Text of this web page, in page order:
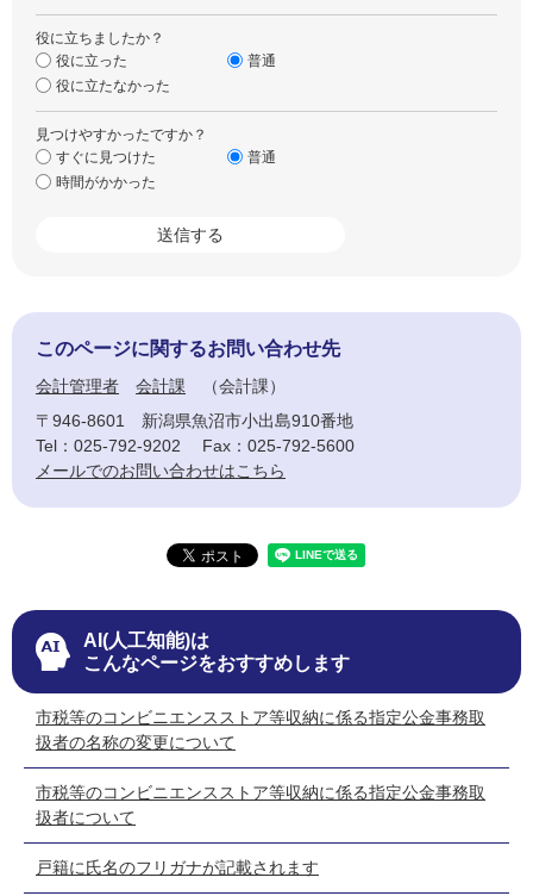
役に立ちましたか？
役に立った
普通
役に立たなかった
見つけやすかったですか？
すぐに見つけた
普通
時間がかかった
このページに関するお問い合わせ先
会計管理者 会計課
会計課
〒946-8601
新潟県魚沼市小出島910番地
Tel：025-792-9202
Fax：025-792-5600
メールでのお問い合わせはこちら
AI(人工知能)は
こんなページをおすすめします
市税等のコンビニエンスストア等収納に係る指定公金事務取
扱者の名称の変更について
市税等のコンビニエンスストア等収納に係る指定公金事務取
扱者について
戸籍に氏名のフリガナが記載されます